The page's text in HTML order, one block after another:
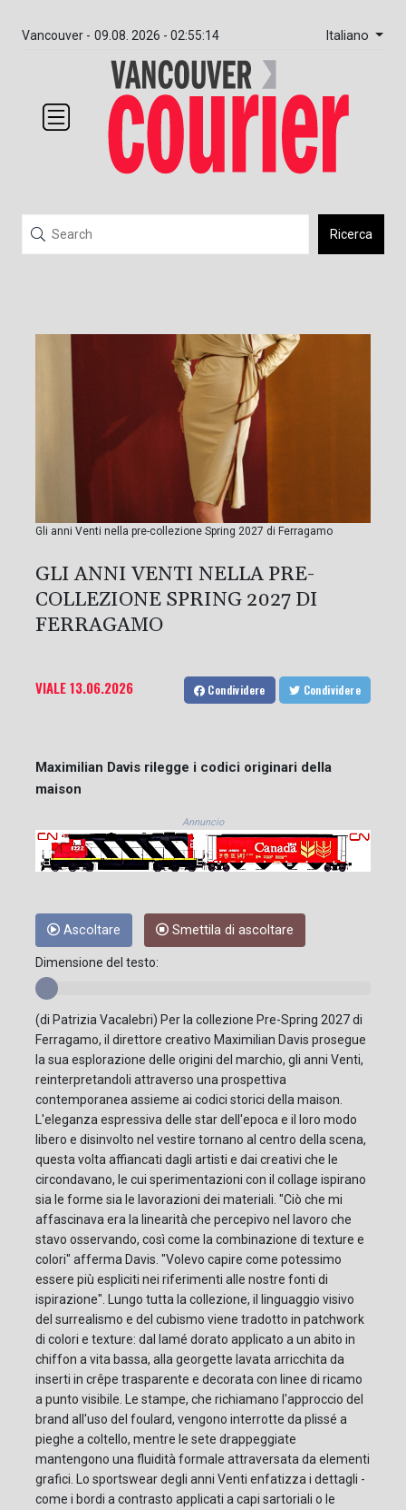
Vancouver - 09.08. 2026 - 02:55:15 Italiano
Ricerca
Gli anni Venti nella pre-collezione Spring 2027 di Ferragamo
GLI ANNI VENTI NELLA PRE-
COLLEZIONE SPRING 2027 DI
FERRAGAMO
VIALE13.06.2026 Condividere Condividere
Maximilian Davis rilegge i codici originari della
maison
Annuncio
Ascoltare Smettila di ascoltare
Dimensione del testo:
(di Patrizia Vacalebri) Per la collezione Pre-Spring 2027 di
Ferragamo, il direttore creativo Maximilian Davis prosegue
la sua esplorazione delle origini del marchio, gli anni Venti,
reinterpretandoli attraverso una prospettiva
contemporanea assieme ai codici storici della maison.
L'eleganza espressiva delle star dell'epoca e il loro modo
libero e disinvolto nel vestire tornano al centro della scena,
questa volta affiancati dagli artisti e dai creativi che le
circondavano, le cui sperimentazioni con il collage ispirano
sia le forme sia le lavorazioni dei materiali. "Ciò che mi
affascinava era la linearità che percepivo nel lavoro che
stavo osservando, così come la combinazione di texture e
colori" afferma Davis. "Volevo capire come potessimo
essere più espliciti nei riferimenti alle nostre fonti di
ispirazione". Lungo tutta la collezione, il linguaggio visivo
del surrealismo e del cubismo viene tradotto in patchwork
di colori e texture: dal lamé dorato applicato a un abito in
chiffon a vita bassa, alla georgette lavata arricchita da
inserti in crêpe trasparente e decorata con linee di ricamo
a punto visibile. Le stampe, che richiamano l'approccio del
brand all'uso del foulard, vengono interrotte da plissé a
pieghe a coltello, mentre le sete drappeggiate
mantengono una fluidità formale attraversata da elementi
grafici. Lo sportswear degli anni Venti enfatizza i dettagli -
come i bordi a contrasto applicati a capi sartoriali o le